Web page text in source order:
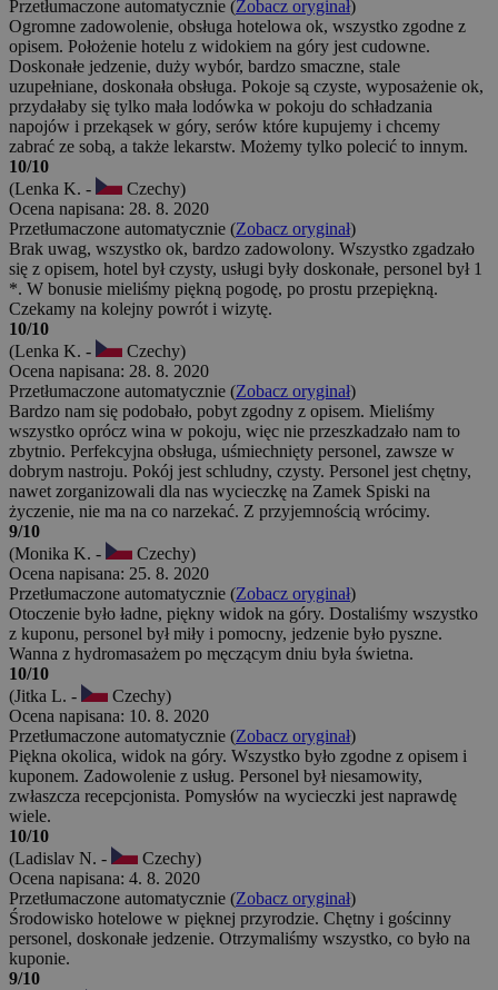
Przetłumaczone automatycznie (Zobacz oryginał)
Ogromne zadowolenie, obsługa hotelowa ok, wszystko zgodne z
opisem. Położenie hotelu z widokiem na góry jest cudowne.
Doskonałe jedzenie, duży wybór, bardzo smaczne, stale
uzupełniane, doskonała obsługa. Pokoje są czyste, wyposażenie ok,
przydałaby się tylko mała lodówka w pokoju do schładzania
napojów i przekąsek w góry, serów które kupujemy i chcemy
zabrać ze sobą, a także lekarstw. Możemy tylko polecić to innym.
10/10
(Lenka K. -
Czechy)
Ocena napisana: 28. 8. 2020
Przetłumaczone automatycznie (Zobacz oryginał)
Brak uwag, wszystko ok, bardzo zadowolony. Wszystko zgadzało
się z opisem, hotel był czysty, usługi były doskonałe, personel był 1
*. W bonusie mieliśmy piękną pogodę, po prostu przepiękną.
Czekamy na kolejny powrót i wizytę.
10/10
(Lenka K. -
Czechy)
Ocena napisana: 28. 8. 2020
Przetłumaczone automatycznie (Zobacz oryginał)
Bardzo nam się podobało, pobyt zgodny z opisem. Mieliśmy
wszystko oprócz wina w pokoju, więc nie przeszkadzało nam to
zbytnio. Perfekcyjna obsługa, uśmiechnięty personel, zawsze w
dobrym nastroju. Pokój jest schludny, czysty. Personel jest chętny,
nawet zorganizowali dla nas wycieczkę na Zamek Spiski na
życzenie, nie ma na co narzekać. Z przyjemnością wrócimy.
9/10
(Monika K. -
Czechy)
Ocena napisana: 25. 8. 2020
Przetłumaczone automatycznie (Zobacz oryginał)
Otoczenie było ładne, piękny widok na góry. Dostaliśmy wszystko
z kuponu, personel był miły i pomocny, jedzenie było pyszne.
Wanna z hydromasażem po męczącym dniu była świetna.
10/10
(Jitka L. -
Czechy)
Ocena napisana: 10. 8. 2020
Przetłumaczone automatycznie (Zobacz oryginał)
Piękna okolica, widok na góry. Wszystko było zgodne z opisem i
kuponem. Zadowolenie z usług. Personel był niesamowity,
zwłaszcza recepcjonista. Pomysłów na wycieczki jest naprawdę
wiele.
10/10
(Ladislav N. -
Czechy)
Ocena napisana: 4. 8. 2020
Przetłumaczone automatycznie (Zobacz oryginał)
Środowisko hotelowe w pięknej przyrodzie. Chętny i gościnny
personel, doskonałe jedzenie. Otrzymaliśmy wszystko, co było na
kuponie.
9/10